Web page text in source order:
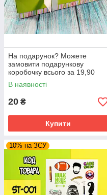
На подарунок? Можете
замовити подарункову
коробочку всього за 19,90
грн*
В наявності
20 ₴
Купити
10% на ЗСУ